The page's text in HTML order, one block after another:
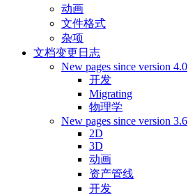
动画
文件格式
杂项
文档变更日志
New pages since version 4.0
开发
Migrating
物理学
New pages since version 3.6
2D
3D
动画
资产管线
开发